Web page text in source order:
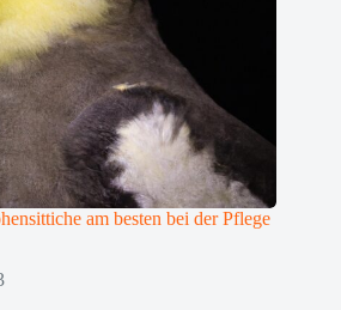
am besten bei der Pflege